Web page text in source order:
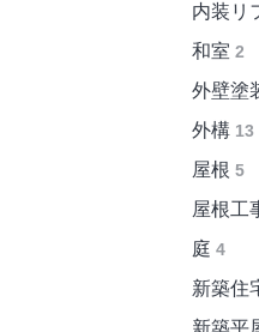
内装リ
和室 2
外壁塗
外構 13
屋根 5
屋根工
庭 4
新築住
新築平